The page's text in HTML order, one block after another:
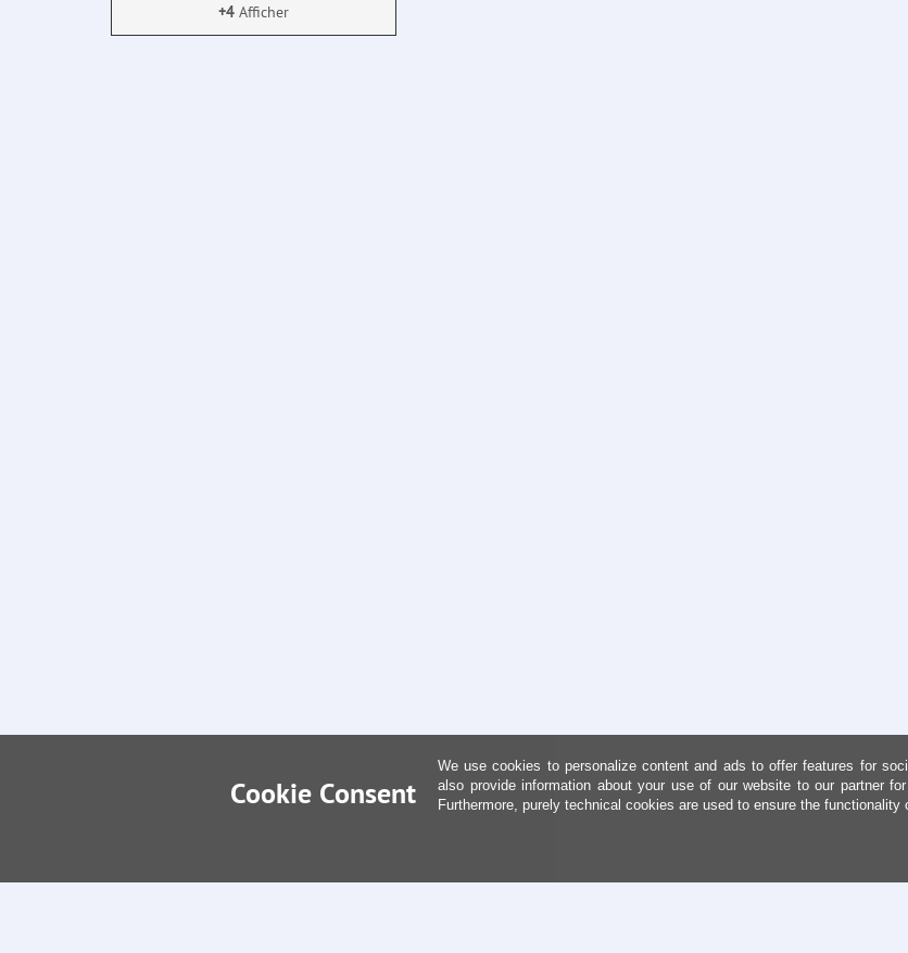
+4Afficher
Cookie Consent
We use cookies to personalize content and ads to offer features for
also provide information about your use of our website to our partner
Furthermore, purely technical cookies are used to ensure the